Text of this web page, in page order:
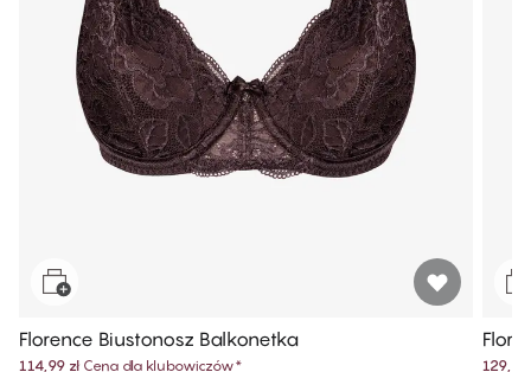
Florence Biustonosz Balkonetka
114,99 zł Cena dla klubowiczów*
129,99